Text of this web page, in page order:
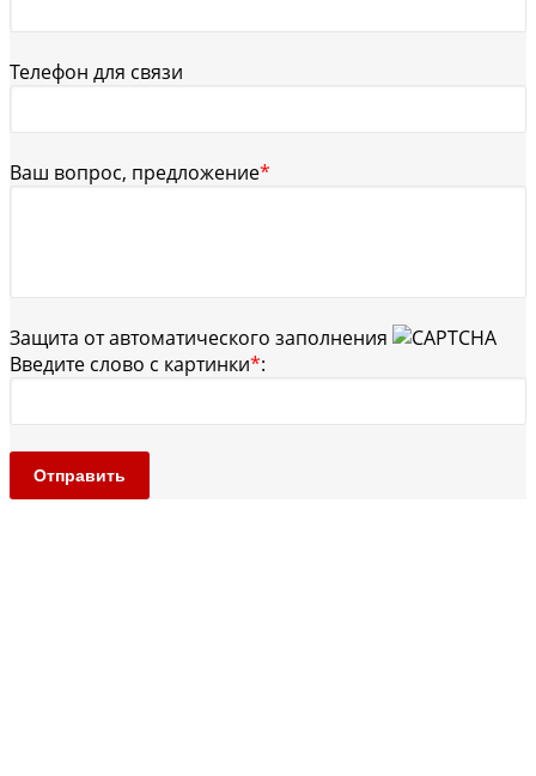
Телефон для связи
Ваш вопрос, предложение*
Защита от автоматического заполнения
Введите слово с картинки*:
Отправить